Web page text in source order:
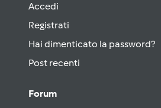
Accedi
Registrati
Hai dimenticato la password?
Post recenti
Forum